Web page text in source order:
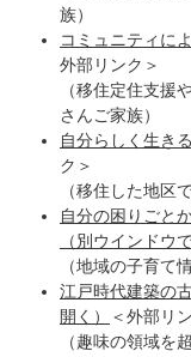
族）
コミュニティに
外部リンク＞
（移住定住支
さんご家族）
自分らしく生き
ク＞
（移住した地区
自分の困りごと
（別ウインドウ
（地域の子育て
江戸時代建築の
開く）
＜外部リ
（趣味の領域を